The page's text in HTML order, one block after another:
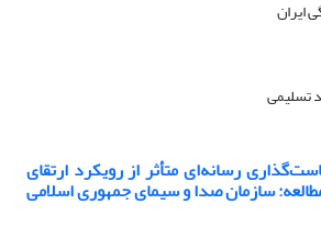
تسلیمی
رسانه‌ای متأثر از رویکرد ارتقای
سازمان صدا و سیمای جمهوری اسلامی